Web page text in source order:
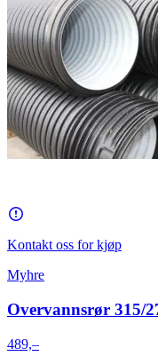
Kontakt oss for kjøp
Myhre
Overvannsrør 315/
489,–